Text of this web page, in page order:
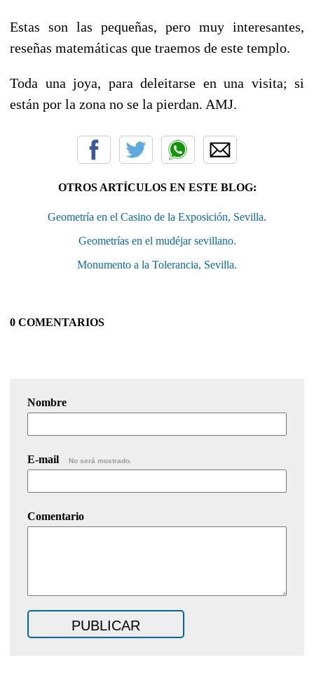
Estas son las pequeñas, pero muy interesantes,
reseñas matemáticas que traemos de este templo.
Toda una joya, para deleitarse en una visita; si
están por la zona no se la pierdan. AMJ.
OTROS ARTÍCULOS EN ESTE BLOG:
Geometría en el Casino de la Exposición, Sevilla.
Geometrías en el mudéjar sevillano.
Monumento a la Tolerancia, Sevilla.
0 COMENTARIOS
Nombre
E-mail No será mostrado.
Comentario